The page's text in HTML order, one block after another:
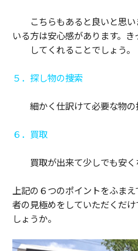
こちらもあると良いと思い
いる方は安心感があります。
してくれることでしょう。
５．探し物の捜索
細かく仕訳けて必要な物の
６．買取
買取が出来て少しでも安く
上記の６つのポイントをふま
者の見極めをしていただくだ
しょうか。